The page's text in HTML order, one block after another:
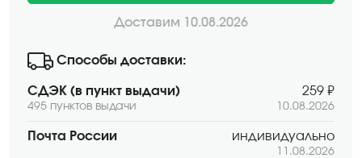
Доставим 10.08.2026
Способы доставки:
СДЭК (в пункт выдачи)
495 пунктов выдачи
259 ₽
10.08.2026
Почта России индивидуально
11.08.2026